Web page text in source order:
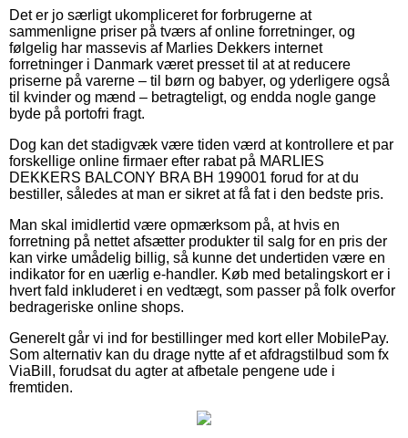
Det er jo særligt ukompliceret for forbrugerne at
sammenligne priser på tværs af online forretninger, og
følgelig har massevis af Marlies Dekkers internet
forretninger i Danmark været presset til at at reducere
priserne på varerne – til børn og babyer, og yderligere også
til kvinder og mænd – betragteligt, og endda nogle gange
byde på portofri fragt.
Dog kan det stadigvæk være tiden værd at kontrollere et par
forskellige online firmaer efter rabat på MARLIES
DEKKERS BALCONY BRA BH 199001 forud for at du
bestiller, således at man er sikret at få fat i den bedste pris.
Man skal imidlertid være opmærksom på, at hvis en
forretning på nettet afsætter produkter til salg for en pris der
kan virke umådelig billig, så kunne det undertiden være en
indikator for en uærlig e-handler. Køb med betalingskort er i
hvert fald inkluderet i en vedtægt, som passer på folk overfor
bedrageriske online shops.
Generelt går vi ind for bestillinger med kort eller MobilePay.
Som alternativ kan du drage nytte af et afdragstilbud som fx
ViaBill, forudsat du agter at afbetale pengene ude i
fremtiden.